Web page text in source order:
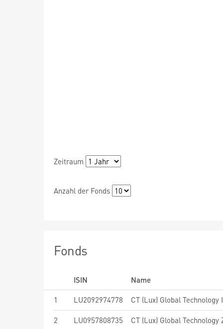
Zeitraum
Anzahl der Fonds
Fonds
ISIN
Name
1
LU2092974778 CT (Lux) Global Technology
2 LU0957808735 CT (Lux) Global Technology